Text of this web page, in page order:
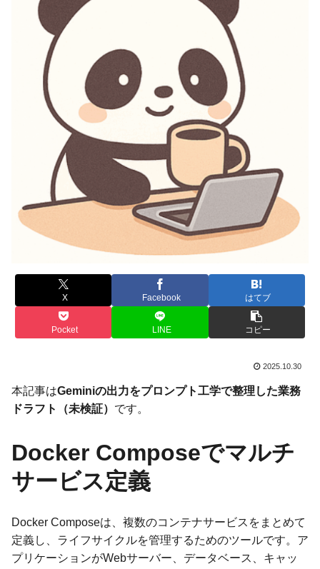
X Facebook はてブ
Pocket LINE コピー
2025.10.30
本記事はGeminiの出力をプロンプト工学で整理した業務
ドラフト（未検証） です。
Docker Composeでマルチ
サービス定義
Docker Composeは、複数のコンテナサービスをまとめて
定義し、ライフサイクルを管理するためのツールです。ア
プリケーションがWebサーバー、データベース、キャッ